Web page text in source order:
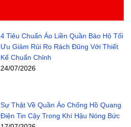
4 Tiêu Chuẩn Áo Liền Quần Bảo Hộ Tối
Ưu Giảm Rủi Ro Rách Đũng Với Thiết
Kế Chuẩn Chỉnh
24/07/2026
Sự Thật Về Quần Áo Chống Hồ Quang
Điện Tin Cậy Trong Khí Hậu Nóng Bức